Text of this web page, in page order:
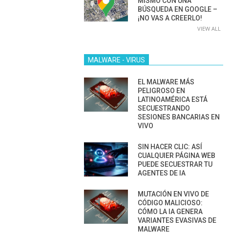
BÚSQUEDA EN GOOGLE –
¡NO VAS A CREERLO!
VIEW ALL
MALWARE - VIRUS
EL MALWARE MÁS
PELIGROSO EN
LATINOAMÉRICA ESTÁ
SECUESTRANDO
SESIONES BANCARIAS EN
VIVO
SIN HACER CLIC: ASÍ
CUALQUIER PÁGINA WEB
PUEDE SECUESTRAR TU
AGENTES DE IA
MUTACIÓN EN VIVO DE
CÓDIGO MALICIOSO:
CÓMO LA IA GENERA
VARIANTES EVASIVAS DE
MALWARE